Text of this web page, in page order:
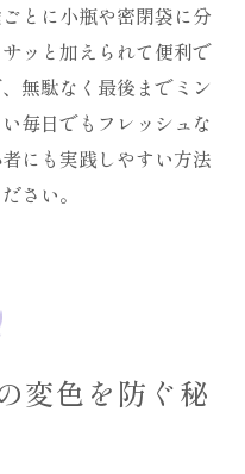
とに小瓶や密閉袋に分
ッと加えられて便利で
無駄なく最後までミン
毎日でもフレッシュな
にも実践しやすい方法
さい。
変色を防ぐ秘